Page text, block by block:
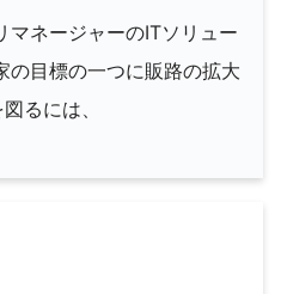
マネージャーのITソリュー
の目標の一つに販路の拡大
るには、